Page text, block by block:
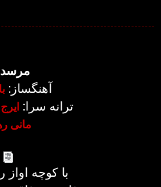
آهنگساز:
ترانه سرا:
مانی
با کوچه